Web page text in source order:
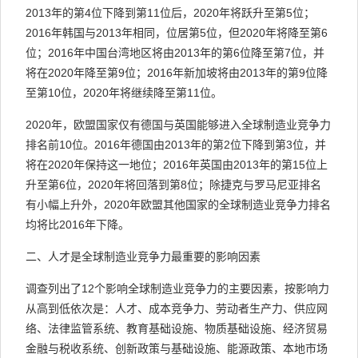
2013年的第4位下降到第11位后，2020年将跃升至第5位；
2016年韩国与2013年相同，位居第5位，但2020年将降至第6
位；2016年中国台湾地区将由2013年的第6位降至第7位，并
将在2020年降至第9位；2016年新加坡将由2013年的第9位降
至第10位，2020年将继续降至第11位。
2020年，欧盟国家仅有德国与英国能够进入全球制造业竞争力
排名前10位。2016年德国由2013年的第2位下降到第3位，并
将在2020年保持这一地位；2016年英国由2013年的第15位上
升至第6位，2020年将回落到第8位；除捷克与罗马尼亚排名
有小幅上升外，2020年欧盟其他国家的全球制造业竞争力排名
均将比2016年下降。
二、人才是全球制造业竞争力最重要的影响因素
调查列出了12个影响全球制造业竞争力的主要因素，按影响力
从高到低依次是：人才、成本竞争力、劳动者生产力、供应网
络、法律监管系统、教育基础设施、物质基础设施、经济贸易
金融与税收系统、创新政策与基础设施、能源政策、本地市场